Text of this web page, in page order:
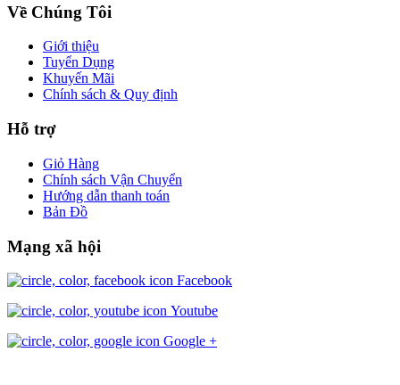
Về Chúng Tôi
Giới thiệu
Tuyển Dụng
Khuyến Mãi
Chính sách & Quy định
Hỗ trợ
Giỏ Hàng
Chính sách Vận Chuyển
Hướng dẫn thanh toán
Bản Đồ
Mạng xã hội
Facebook
Youtube
Google +